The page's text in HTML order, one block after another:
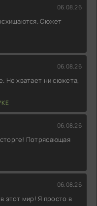
06.08.26
Сюжет
06.08.26
Не хватает ни сюжета,
06.08.26
Потрясающая
06.08.26
этот мир! Я просто в